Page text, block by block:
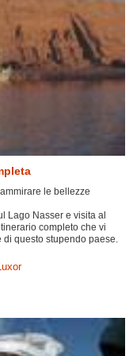
le bellezze
Lago Nasser e visita al
completo che vi
questo stupendo paese.